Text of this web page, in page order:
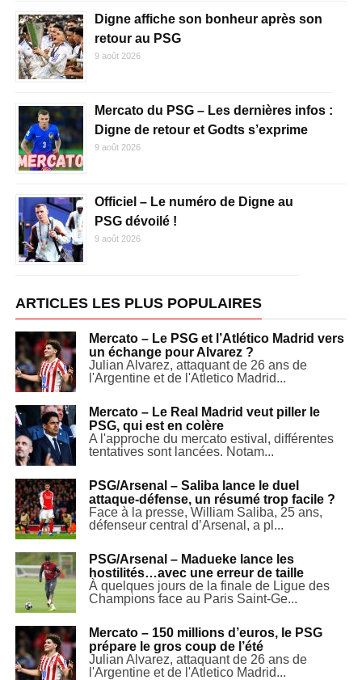
Digne affiche son bonheur après son
retour au PSG
9 août 2026
Mercato du PSG – Les dernières infos :
Digne de retour et Godts s’exprime
9 août 2026
Officiel – Le numéro de Digne au
PSG dévoilé !
9 août 2026
ARTICLES LES PLUS POPULAIRES
Mercato – Le PSG et l’Atlético Madrid vers
un échange pour Alvarez ?
Julian Alvarez, attaquant de 26 ans de
l'Argentine et de l'Atletico Madrid...
Mercato – Le Real Madrid veut piller le
PSG, qui est en colère
A l'approche du mercato estival, différentes
tentatives sont lancées. Notam...
PSG/Arsenal – Saliba lance le duel
attaque-défense, un résumé trop facile ?
Face à la presse, William Saliba, 25 ans,
défenseur central d’Arsenal, a pl...
PSG/Arsenal – Madueke lance les
hostilités…avec une erreur de taille
À quelques jours de la finale de Ligue des
Champions face au Paris Saint-Ge...
Mercato – 150 millions d’euros, le PSG
prépare le gros coup de l’été
Julian Alvarez, attaquant de 26 ans de
l'Argentine et de l'Atletico Madrid...